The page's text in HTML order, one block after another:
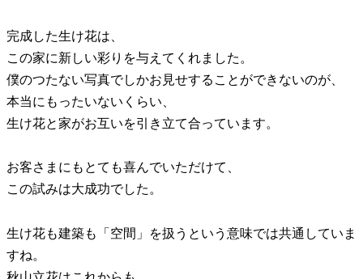
完成した生け花は、
この家に新しい彩りを与えてくれました。
僕のつたない写真でしかお見せすることができないのが、
本当にもったいないくらい、
生け花と家がお互いを引き立て合っています。
お客さまにもとても喜んでいただけて、
この試みは大成功でした。
生け花も建築も「空間」を扱うという意味では共通していま
すね。